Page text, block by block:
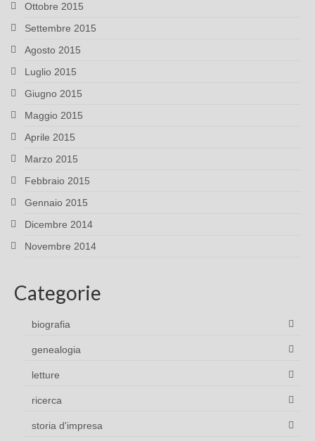
Ottobre 2015
Settembre 2015
Agosto 2015
Luglio 2015
Giugno 2015
Maggio 2015
Aprile 2015
Marzo 2015
Febbraio 2015
Gennaio 2015
Dicembre 2014
Novembre 2014
Categorie
biografia
genealogia
letture
ricerca
storia d'impresa